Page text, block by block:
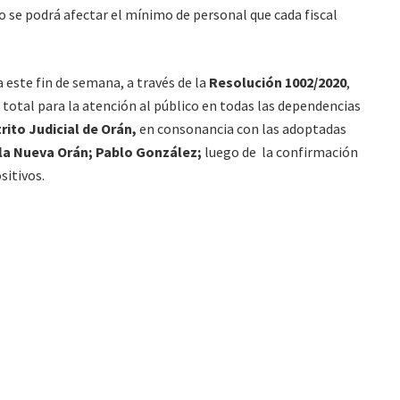
podrá afectar el mínimo de personal que cada fiscal
fin de semana, a través de la Resolución 1002/2020,
para la atención al público en todas las dependencias
Judicial de Orán, en consonancia con las adoptadas
Nueva Orán; Pablo González; luego de la confirmación